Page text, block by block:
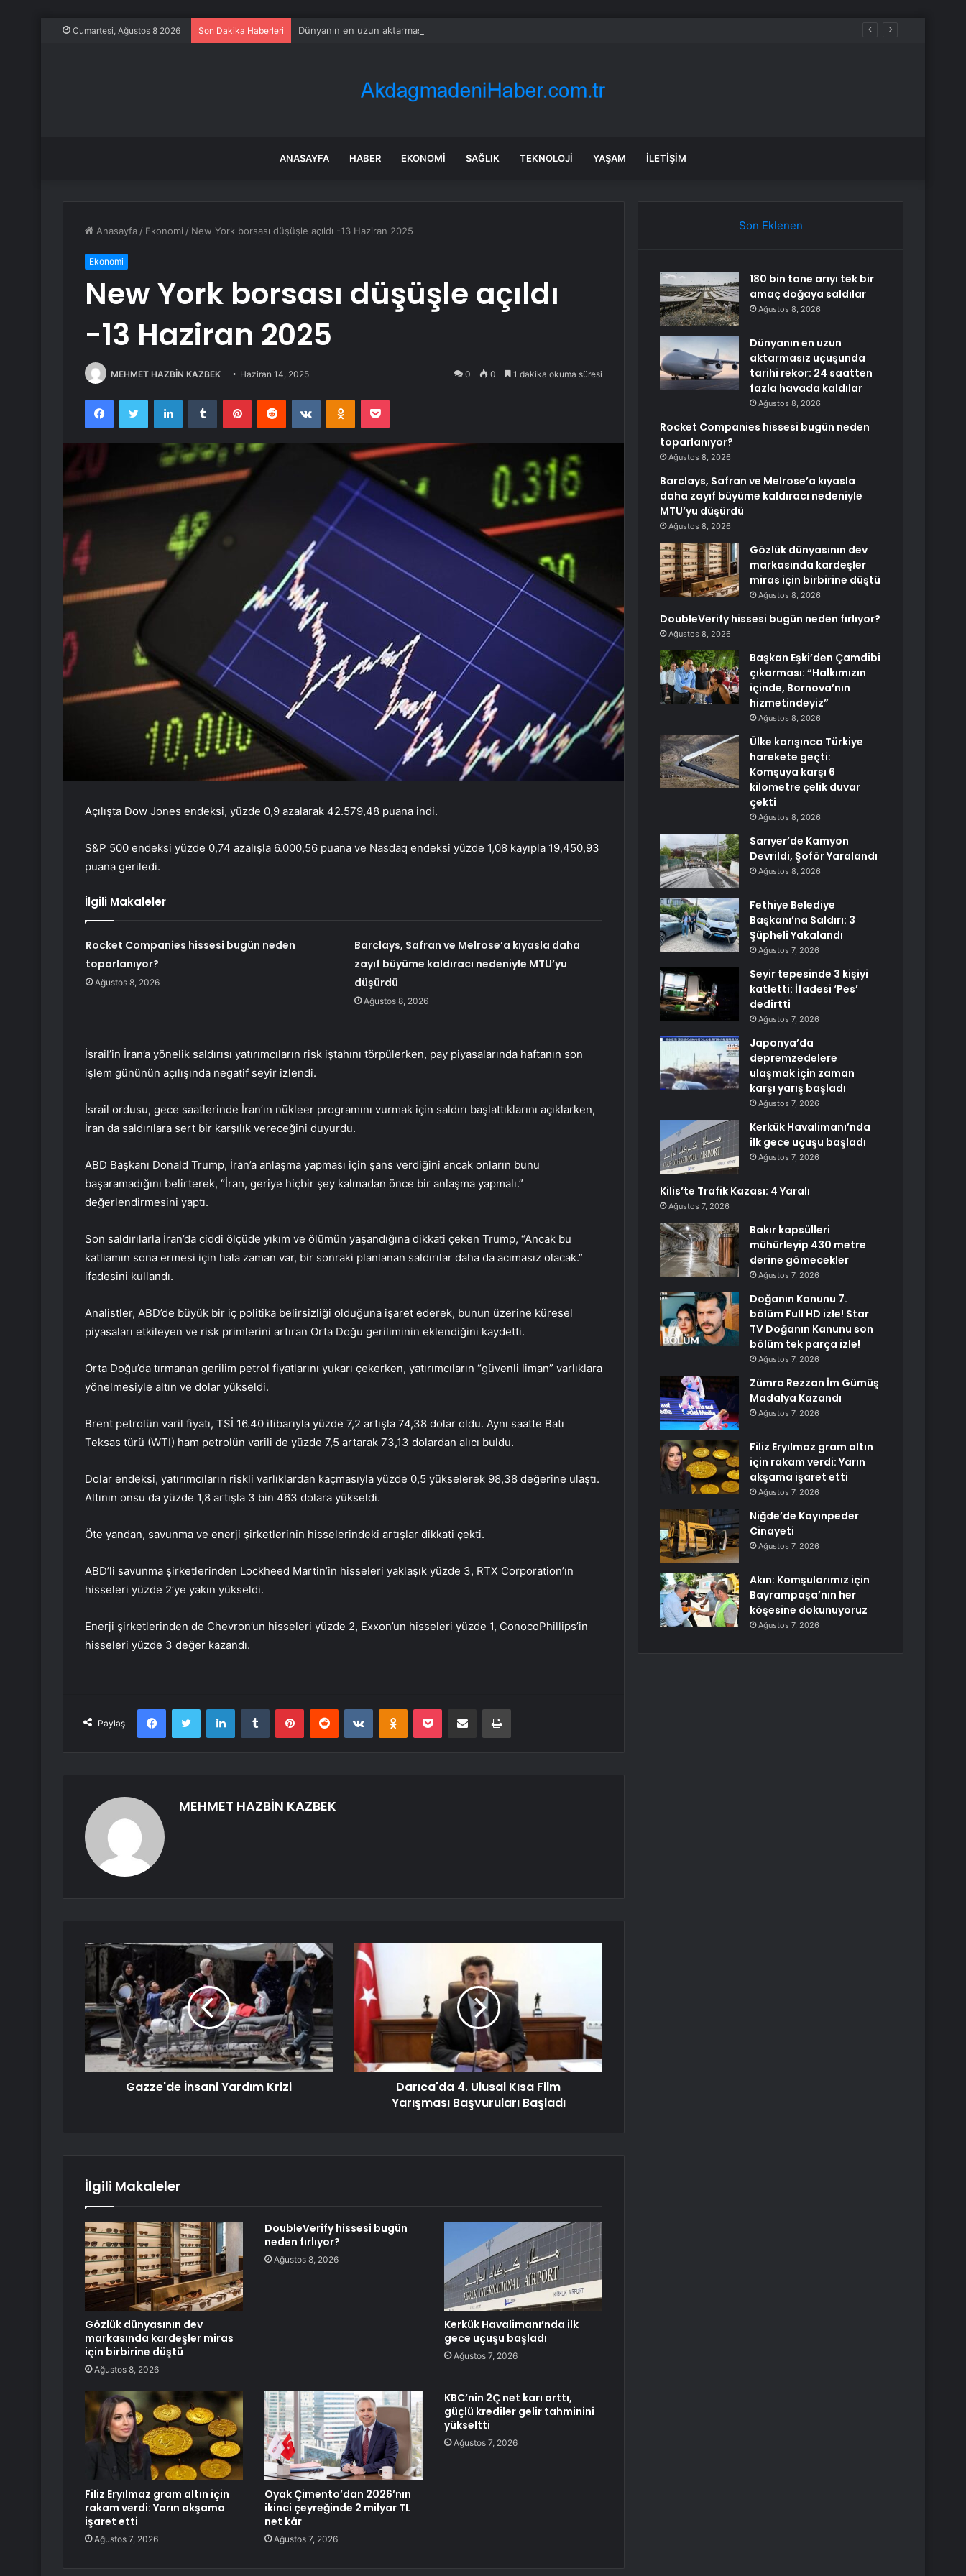
Cumartesi, Ağustos 8 2026 Son Dakika Haberleri Dünyanın en uzun aktarmasız uçuşunda tarihi rekor: 24 saatten fazla havada kaldılar
ANASAYFA HABER EKONOMI SAĞLIK TEKNOLOJI YAŞAM İLETIŞIM
Anasayfa / Ekonomi / New York borsası düşüşle açıldı -13 Haziran 2025
Ekonomi
New York borsası düşüşle açıldı
-13 Haziran 2025
MEHMET HAZBİN KAZBEK Haziran 14, 2025 0 0 1 dakika okuma süresi
FacebookTwitter LinkedInTumblr PinterestReddit VKontakteOdnoklassniki
Pocket
Açılışta Dow Jones endeksi, yüzde 0,9 azalarak 42.579,48 puana indi.
S&P 500 endeksi yüzde 0,74 azalışla 6.000,56 puana ve Nasdaq endeksi yüzde 1,08 kayıpla 19,450,93
puana geriledi.
İlgili Makaleler
Rocket Companies hissesi bugün neden
toparlanıyor?
Ağustos 8, 2026
Barclays, Safran ve Melrose’a kıyasla daha
zayıf büyüme kaldıracı nedeniyle MTU’yu
düşürdü
Ağustos 8, 2026
İsrail’in İran’a yönelik saldırısı yatırımcıların risk iştahını törpülerken, pay piyasalarında haftanın son
işlem gününün açılışında negatif seyir izlendi.
İsrail ordusu, gece saatlerinde İran’ın nükleer programını vurmak için saldırı başlattıklarını açıklarken,
İran da saldırılara sert bir karşılık vereceğini duyurdu.
ABD Başkanı Donald Trump, İran’a anlaşma yapması için şans verdiğini ancak onların bunu
başaramadığını belirterek, “İran, geriye hiçbir şey kalmadan önce bir anlaşma yapmalı.”
değerlendirmesini yaptı.
Son saldırılarla İran’da ciddi ölçüde yıkım ve ölümün yaşandığına dikkati çeken Trump, “Ancak bu
katliamın sona ermesi için hala zaman var, bir sonraki planlanan saldırılar daha da acımasız olacak.”
ifadesini kullandı.
Analistler, ABD’de büyük bir iç politika belirsizliği olduğuna işaret ederek, bunun üzerine küresel
piyasaları etkileyen ve risk primlerini artıran Orta Doğu geriliminin eklendiğini kaydetti.
Orta Doğu’da tırmanan gerilim petrol fiyatlarını yukarı çekerken, yatırımcıların “güvenli liman” varlıklara
yönelmesiyle altın ve dolar yükseldi.
Brent petrolün varil fiyatı, TSİ 16.40 itibarıyla yüzde 7,2 artışla 74,38 dolar oldu. Aynı saatte Batı
Teksas türü (WTI) ham petrolün varili de yüzde 7,5 artarak 73,13 dolardan alıcı buldu.
Dolar endeksi, yatırımcıların riskli varlıklardan kaçmasıyla yüzde 0,5 yükselerek 98,38 değerine ulaştı.
Altının onsu da yüzde 1,8 artışla 3 bin 463 dolara yükseldi.
Öte yandan, savunma ve enerji şirketlerinin hisselerindeki artışlar dikkati çekti.
ABD’li savunma şirketlerinden Lockheed Martin’in hisseleri yaklaşık yüzde 3, RTX Corporation’ın
hisseleri yüzde 2’ye yakın yükseldi.
Enerji şirketlerinden de Chevron’un hisseleri yüzde 2, Exxon’un hisseleri yüzde 1, ConocoPhillips’in
hisseleri yüzde 3 değer kazandı.
Paylaş
FacebookTwitter LinkedInTumblr PinterestReddit VKontakteOdnoklassniki
Pocket E-Posta ile paylaş Yazdır
MEHMET HAZBİN KAZBEK
Gazze'de İnsani Yardım Krizi
Darıca'da 4. Ulusal Kısa Film
Yarışması Başvuruları Başladı
İlgili Makaleler
Gözlük dünyasının dev
markasında kardeşler miras
için birbirine düştü
Ağustos 8, 2026
DoubleVerify hissesi bugün
neden fırlıyor?
Ağustos 8, 2026
Kerkük Havalimanı’nda ilk
gece uçuşu başladı
Ağustos 7, 2026
Filiz Eryılmaz gram altın için
rakam verdi: Yarın akşama
işaret etti
Ağustos 7, 2026
Oyak Çimento’dan 2026’nın
ikinci çeyreğinde 2 milyar TL
net kâr
Ağustos 7, 2026
KBC’nin 2Ç net karı arttı,
güçlü krediler gelir tahminini
yükseltti
Ağustos 7, 2026
Son Eklenen
180 bin tane arıyı tek bir
amaç doğaya saldılar
Ağustos 8, 2026
Dünyanın en uzun
aktarmasız uçuşunda
tarihi rekor: 24 saatten
fazla havada kaldılar
Ağustos 8, 2026
Rocket Companies hissesi bugün neden
toparlanıyor?
Ağustos 8, 2026
Barclays, Safran ve Melrose’a kıyasla
daha zayıf büyüme kaldıracı nedeniyle
MTU’yu düşürdü
Ağustos 8, 2026
Gözlük dünyasının dev
markasında kardeşler
miras için birbirine düştü
Ağustos 8, 2026
DoubleVerify hissesi bugün neden fırlıyor?
Ağustos 8, 2026
Başkan Eşki’den Çamdibi
çıkarması: “Halkımızın
içinde, Bornova’nın
hizmetindeyiz”
Ağustos 8, 2026
Ülke karışınca Türkiye
harekete geçti:
Komşuya karşı 6
kilometre çelik duvar
çekti
Ağustos 8, 2026
Sarıyer’de Kamyon
Devrildi, Şoför Yaralandı
Ağustos 8, 2026
Fethiye Belediye
Başkanı’na Saldırı: 3
Şüpheli Yakalandı
Ağustos 7, 2026
Seyir tepesinde 3 kişiyi
katletti: İfadesi ‘Pes’
dedirtti
Ağustos 7, 2026
Japonya’da
depremzedelere
ulaşmak için zaman
karşı yarış başladı
Ağustos 7, 2026
Kerkük Havalimanı’nda
ilk gece uçuşu başladı
Ağustos 7, 2026
Kilis’te Trafik Kazası: 4 Yaralı
Ağustos 7, 2026
Bakır kapsülleri
mühürleyip 430 metre
derine gömecekler
Ağustos 7, 2026
Doğanın Kanunu 7.
bölüm Full HD izle! Star
TV Doğanın Kanunu son
bölüm tek parça izle!
Ağustos 7, 2026
Zümra Rezzan İm Gümüş
Madalya Kazandı
Ağustos 7, 2026
Filiz Eryılmaz gram altın
için rakam verdi: Yarın
akşama işaret etti
Ağustos 7, 2026
Niğde’de Kayınpeder
Cinayeti
Ağustos 7, 2026
Akın: Komşularımız için
Bayrampaşa’nın her
köşesine dokunuyoruz
Ağustos 7, 2026